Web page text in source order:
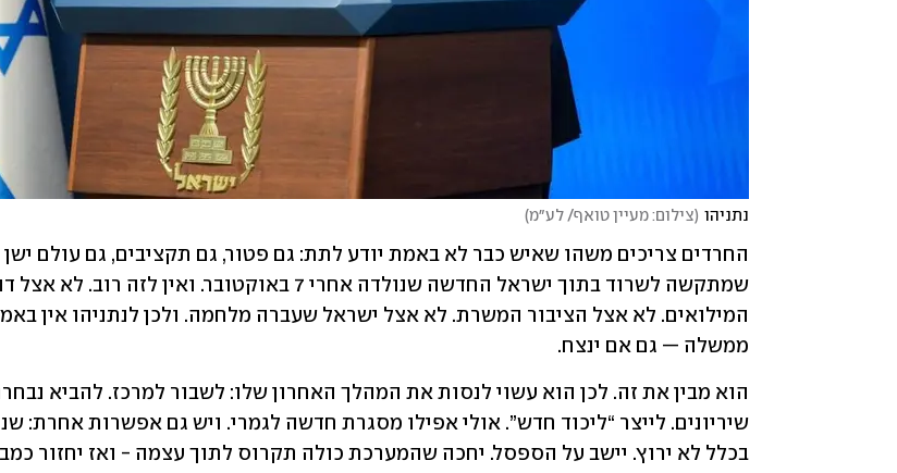
נתניהו (צילום: מעיין טואף/ לע״מ)
ממשלה — גם אם ינצח.